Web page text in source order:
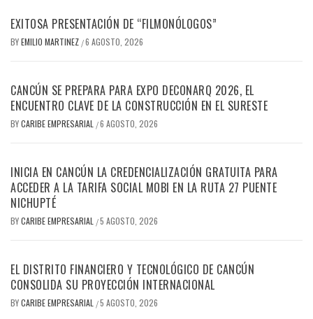
EXITOSA PRESENTACIÓN DE “FILMONÓLOGOS”
BYEMILIO MARTINEZ /6 AGOSTO, 2026
CANCÚN SE PREPARA PARA EXPO DECONARQ 2026, EL
ENCUENTRO CLAVE DE LA CONSTRUCCIÓN EN EL SURESTE
BYCARIBE EMPRESARIAL /6 AGOSTO, 2026
INICIA EN CANCÚN LA CREDENCIALIZACIÓN GRATUITA PARA
ACCEDER A LA TARIFA SOCIAL MOBI EN LA RUTA 27 PUENTE
NICHUPTÉ
BYCARIBE EMPRESARIAL /5 AGOSTO, 2026
EL DISTRITO FINANCIERO Y TECNOLÓGICO DE CANCÚN
CONSOLIDA SU PROYECCIÓN INTERNACIONAL
BYCARIBE EMPRESARIAL /5 AGOSTO, 2026